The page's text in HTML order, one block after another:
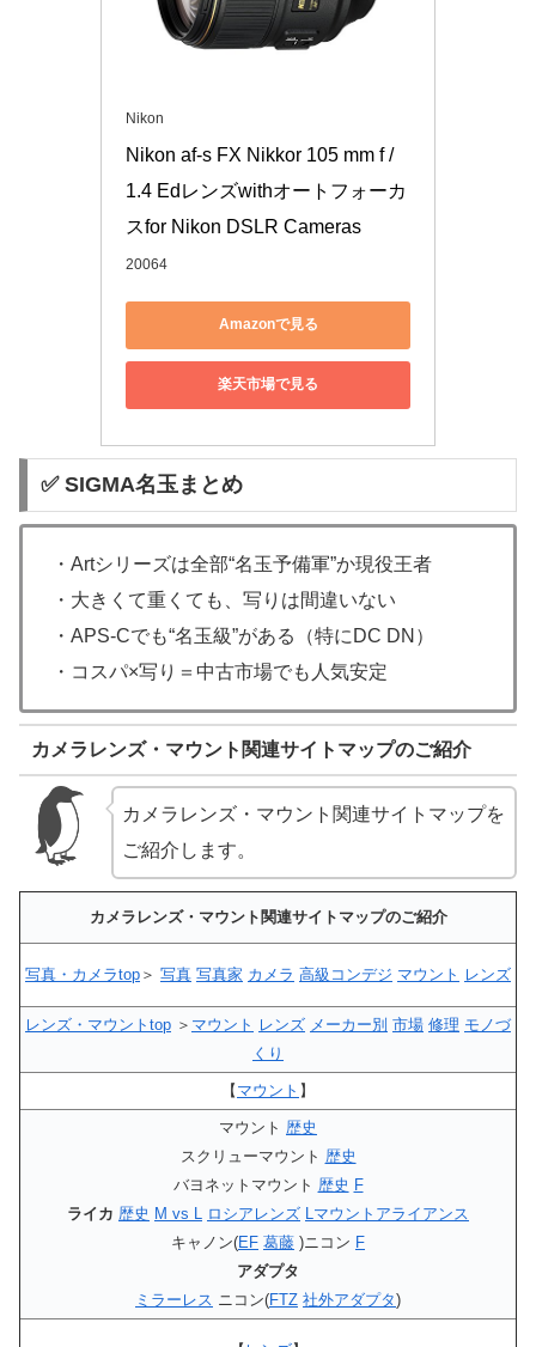
Nikon
Nikon af-s FX Nikkor 105 mm f /
1.4 Edレンズwithオートフォーカ
スfor Nikon DSLR Cameras
20064
Amazonで見る
楽天市場で見る
✅ SIGMA名玉まとめ
・Artシリーズは全部“名玉予備軍”か現役王者
・大きくて重くても、写りは間違いない
・APS-Cでも“名玉級”がある（特にDC DN）
・コスパ×写り＝中古市場でも人気安定
カメラレンズ・マウント関連サイトマップのご紹介
カメラレンズ・マウント関連サイトマップを
ご紹介します。
カメラレンズ・マウント関連サイトマップのご紹介
写真・カメラtop ＞ 写真 写真家 カメラ 高級コンデジ マウント レンズ
レンズ・マウントtop ＞ マウント レンズ メーカー別 市場 修理 モノづ
くり
【 マウント 】
マウント 歴史
スクリューマウント 歴史
バヨネットマウント 歴史 F
ライカ 歴史 M vs L ロシアレンズ
Lマウントアライアンス
キャノン(EF 葛藤 )ニコン F
アダプタ
ミラーレス ニコン(FTZ 社外アダプタ)